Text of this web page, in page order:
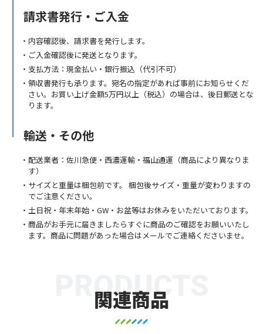
請求書発行・ご入金
内容確認後、請求書を発行します。
ご入金確認後に発送となります。
支払方法：現金払い・銀行振込（代引不可）
領収書発行も承ります。宛名の指定があれば事前にお知らせくだ
さい。お買い上げ金額5万円以上（税込）の場合は、後日郵送とな
ります。
輸送・その他
配送業者：佐川急便・西濃運輸・福山通運（商品により異なりま
す）
サイズと重量は梱包前です。 梱包後サイズ・重量が変わりますの
でご注意ください。
土日祝・年末年始・GW・お盆等はお休みをいただいております。
商品がお手元に届きましたらすぐに商品のご確認をお願いいたし
ます。商品に問題があった場合はメールでご連絡くださいませ。
関連商品
PRODUCTS